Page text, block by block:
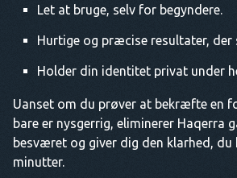
Let at bruge, selv for begyndere.
Hurtige og præcise resultater, der
Holder din identitet privat under
Uanset om du prøver at bekræfte en
bare er nysgerrig, eliminerer Haqerra
besværet og giver dig den klarhed, du
minutter.